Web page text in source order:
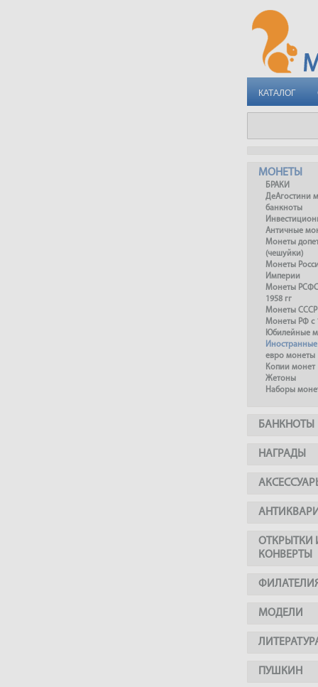
КАТАЛОГ
МОНЕТЫ
БРАКИ
ДеАгостини
банкноты
Античные
Монеты
(чешуйки)
Монеты
Империи
Монеты
1958 гг
Монеты СССР
Монеты РФ с
Юбилейные
евро монеты
Копии монет
Жетоны
Наборы
БАНКНОТЫ
НАГРАДЫ
ОТКРЫТКИ
КОНВЕРТЫ
МОДЕЛИ
ПУШКИН